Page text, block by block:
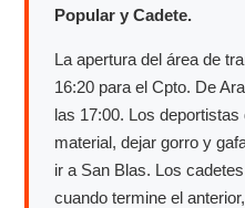
Popular y Cadete.
La apertura del área de
16:20 para el Cpto. De
las 17:00. Los
material, dejar gorro y
ir a San Blas. Los
cuando termine el